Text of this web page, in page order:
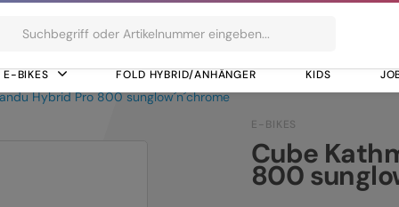
E-BIKES FOLD HYBRID/ANHÄNGER KIDS
Hybrid Pro 800 sunglow´n´chrome
E-BIKES
Cube
800